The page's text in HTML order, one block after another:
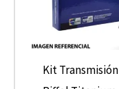
Kit Transmisión